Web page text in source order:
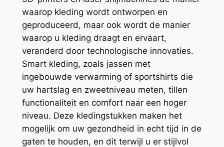
waarop kleding wordt ontworpen en
geproduceerd, maar ook wordt de manier
waarop u kleding draagt en ervaart,
veranderd door technologische innovaties.
Smart kleding, zoals jassen met
ingebouwde verwarming of sportshirts die
uw hartslag en zweetniveau meten, tillen
functionaliteit en comfort naar een hoger
niveau. Deze kledingstukken maken het
mogelijk om uw gezondheid in echt tijd in de
gaten te houden, en dit terwijl u er stijlvol